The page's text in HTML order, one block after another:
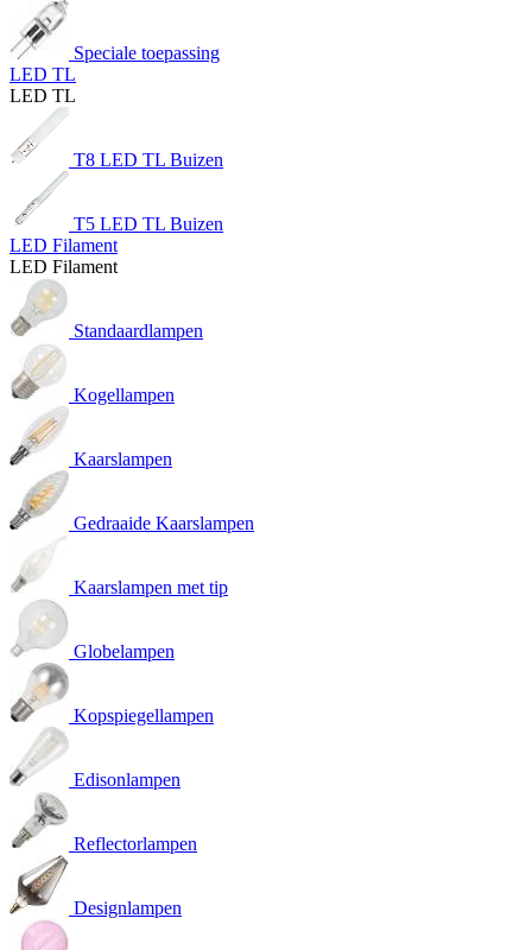
Speciale toepassing
LED TL
LED TL
T8 LED TL Buizen
T5 LED TL Buizen
LED Filament
LED Filament
Standaardlampen
Kogellampen
Kaarslampen
Gedraaide Kaarslampen
Kaarslampen met tip
Globelampen
Kopspiegellampen
Edisonlampen
Reflectorlampen
Designlampen